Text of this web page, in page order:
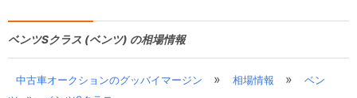
ベンツSクラス (ベンツ) の相場情報
中古車オークションのグッバイマージン » 相場情報 »
ベン